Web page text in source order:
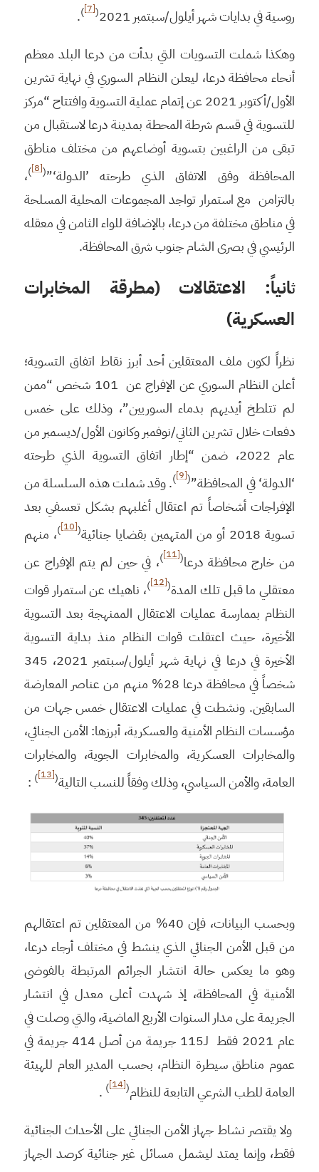
روسية في بدايات شهر أيلول/سبتمبر 2021
(
[7]
)
.
وهكذا شملت التسويات التي بدأت من درعا البلد معظم
أنحاء محافظة درعا، ليعلن النظام السوري في نهاية تشرين
الأول/أكتوبر 2021 عن إتمام عملية التسوية وافتتاح “مركز
للتسوية في قسم شرطة المحطة بمدينة درعا لاستقبال من
تبقى من الراغبين بتسوية أوضاعهم من مختلف مناطق
المحافظة وفق الاتفاق الذي طرحته ’الدولة‘”(
[8]
)،
بالتزامن مع استمرار تواجد المجموعات المحلية المسلحة
في مناطق مختلفة من درعا، بالإضافة للواء الثامن في معقله
الرئيسي في بصرى الشام جنوب شرق المحافظة.
ثانياً: الاعتقالات (مطرقة المخابرات
العسكرية)
نظراً لكون ملف المعتقلين أحد أبرز نقاط اتفاق التسوية؛
أعلن النظام السوري عن الإفراج عن 101 شخص “ممن
لم تتلطخ أيديهم بدماء السوريين”، وذلك على خمس
دفعات خلال تشرين الثاني/نوفمبر وكانون الأول/ديسمبر من
عام 2022، ضمن “إطار اتفاق التسوية الذي طرحته
‘الدولة‘ في المحافظة”(
[9]
). وقد شملت هذه السلسلة من
الإفراجات أشخاصاً تم اعتقال أغلبهم بشكل تعسفي بعد
تسوية 2018 أو من المتهمين بقضايا جنائية
(
[10]
)، منهم
من خارج محافظة درعا(
[11]
)، في حين لم يتم الإفراج عن
معتقلي ما قبل تلك المدة(
[12]
)، ناهيك عن استمرار قوات
النظام بممارسة عمليات الاعتقال الممنهجة بعد التسوية
الأخيرة، حيث اعتقلت قوات النظام منذ بداية التسوية
الأخيرة في درعا في نهاية شهر أيلول/سبتمبر 2021، 345
شخصاً في محافظة درعا 28% منهم من عناصر المعارضة
السابقين. ونشطت في عمليات الاعتقال خمس جهات من
مؤسسات النظام الأمنية والعسكرية، أبرزها: الأمن الجنائي،
والمخابرات العسكرية، والمخابرات الجوية، والمخابرات
العامة، والأمن السياسي، وذلك وفقاً للنسب التالية(
[13]
)
:
وبحسب البيانات، فإن 40% من المعتقلين تم اعتقالهم
من قبل الأمن الجنائي الذي ينشط في مختلف أرجاء درعا،
وهو ما يعكس حالة انتشار الجرائم المرتبطة بالفوضى
الأمنية في المحافظة، إذ شهدت أعلى معدل في انتشار
الجريمة على مدار السنوات الأربع الماضية، والتي وصلت في
عام 2021 فقط لـ115 جريمة من أصل 414 جريمة في
عموم مناطق سيطرة النظام، بحسب المدير العام للهيئة
العامة للطب الشرعي التابعة للنظام(
[14]
)
.
ولا يقتصر نشاط جهاز الأمن الجنائي على الأحداث الجنائية
فقط، وإنما يمتد ليشمل مسائل غير جنائية كرصد الجهاز